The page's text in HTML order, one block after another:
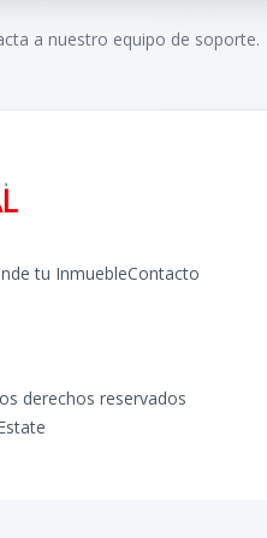
a nuestro equipo de soporte.
tu InmuebleContacto
derechos reservados